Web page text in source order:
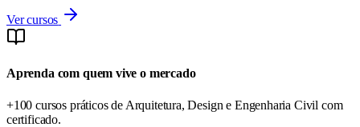
Ver cursos
Aprenda com quem vive o mercado
+100 cursos práticos de Arquitetura, Design e Engenharia Civil com
certificado.